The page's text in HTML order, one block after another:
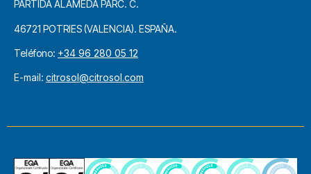
PARTIDA ALAMEDA PARC. C.
46721 POTRIES (VALENCIA). ESPAÑA.
Teléfono: +34 96 280 05 12
E-mail: citrosol@citrosol.com